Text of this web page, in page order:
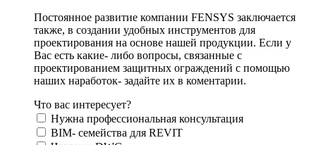
Постоянное развитие компании FENSYS заключается
также, в создании удобных инструментов для
проектирования на основе нашей продукции. Если у
Вас есть какие- либо вопросы, связанные с
проектированием защитных ограждений с помощью
наших наработок- задайте их в коментарии.
Что вас интересует?
Нужна профессиональная консультация
BIM- семейства для REVIT